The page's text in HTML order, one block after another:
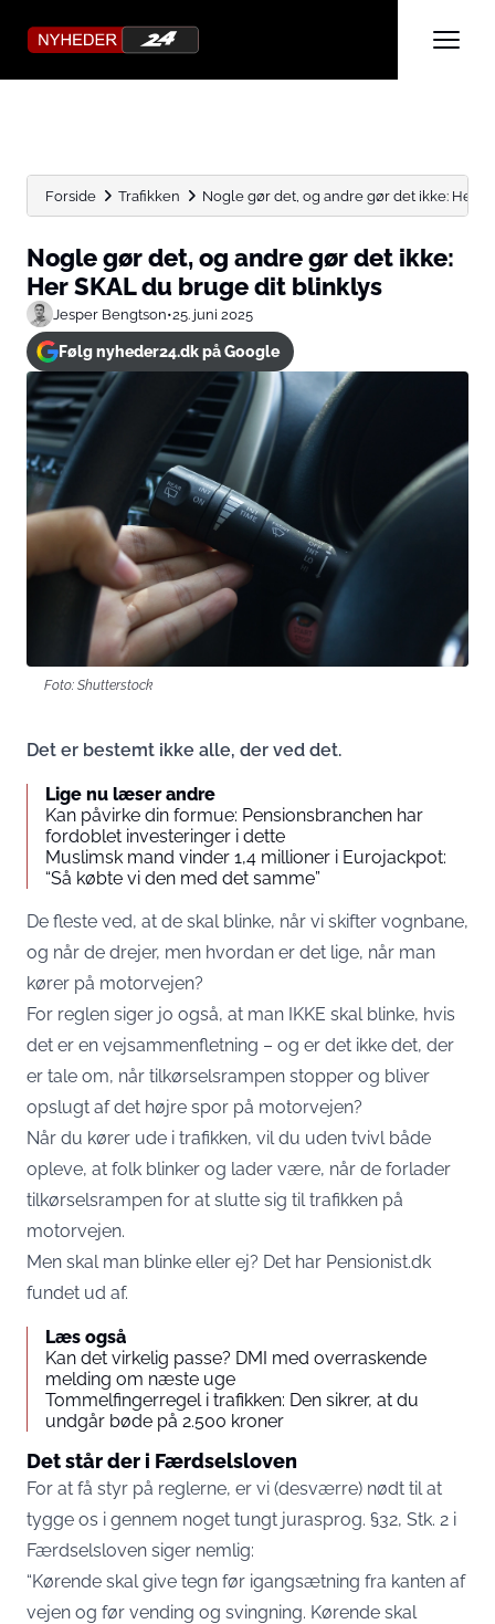
Forside Trafikken Nogle gør det, og andre gør det ikke: Her
Nogle gør det, og andre gør det ikke:
Her SKAL du bruge dit blinklys
Jesper Bengtson•25. juni 2025
Følg nyheder24.dk på Google
Foto: Shutterstock
Det er bestemt ikke alle, der ved det.
Lige nu læser andre
Kan påvirke din formue: Pensionsbranchen har
fordoblet investeringer i dette
Muslimsk mand vinder 1,4 millioner i Eurojackpot:
“Så købte vi den med det samme”
De fleste ved, at de skal blinke, når vi skifter vognbane,
og når de drejer, men hvordan er det lige, når man
kører på motorvejen?
For reglen siger jo også, at man IKKE skal blinke, hvis
det er en vejsammenfletning – og er det ikke det, der
er tale om, når tilkørselsrampen stopper og bliver
opslugt af det højre spor på motorvejen?
Når du kører ude i trafikken, vil du uden tvivl både
opleve, at folk blinker og lader være, når de forlader
tilkørselsrampen for at slutte sig til trafikken på
motorvejen.
Men skal man blinke eller ej? Det har Pensionist.dk
fundet ud af.
Læs også
Kan det virkelig passe? DMI med overraskende
melding om næste uge
Tommelfingerregel i trafikken: Den sikrer, at du
undgår bøde på 2.500 kroner
Det står der i Færdselsloven
For at få styr på reglerne, er vi (desværre) nødt til at
tygge os i gennem noget tungt jurasprog. §32, Stk. 2 i
Færdselsloven siger nemlig:
“Kørende skal give tegn før igangsætning fra kanten af
vejen og før vending og svingning. Kørende skal